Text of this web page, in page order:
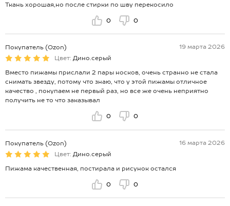
Ткань хорошая,но после стирки по шву перекосило
0 0
Покупатель (Ozon)
19 марта 2026
Цвет: Дино.серый
Вместо пижамы прислали 2 пары носков, очень странно не стала
снимать звезду, потому что знаю, что у этой пижамы отличное
качество , покупаем не первый раз, но все же очень неприятно
получить не то что заказывал
0 0
Покупатель (Ozon)
16 марта 2026
Цвет: Дино.серый
Пижама качественная, постирала и рисунок остался
0 0